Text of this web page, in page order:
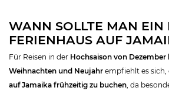
WANN SOLLTE MAN EIN
FERIENHAUS AUF
Für Reisen in der Hochsaison von Dezember
Weihnachten und Neujahr empfiehlt es sich,
auf Jamaika frühzeitig zu buchen, da